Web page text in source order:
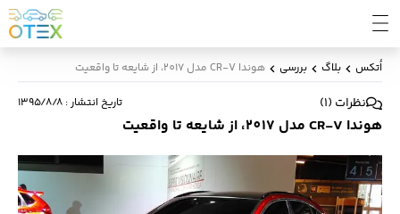
اُتکس بلاگ بررسی هوندا CR-V مدل 2017، از شایعه تا واقعیت
نظرات (
1
) تاریخ انتشار: ۱۳۹۵/۸/۸
هوندا CR-V مدل 2017، از شایعه تا واقعیت